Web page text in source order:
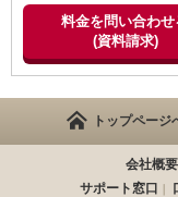
料金を問い合わせ
(資料請求)
トップページ
会社概要
サポート窓口